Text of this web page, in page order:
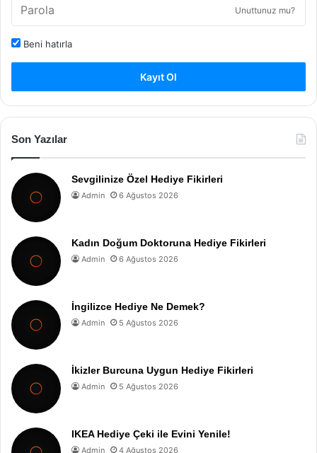
Unuttunuz mu?
Beni hatırla
Kayıt Ol
Son Yazılar
Sevgilinize Özel Hediye Fikirleri
Admin 6 Ağustos 2026
Kadın Doğum Doktoruna Hediye Fikirleri
Admin 6 Ağustos 2026
İngilizce Hediye Ne Demek?
Admin 5 Ağustos 2026
İkizler Burcuna Uygun Hediye Fikirleri
Admin 5 Ağustos 2026
IKEA Hediye Çeki ile Evini Yenile!
Admin 4 Ağustos 2026